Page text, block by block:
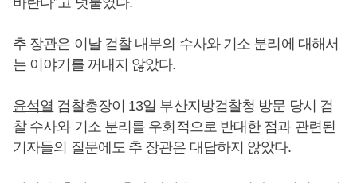
추 장관은 이날 검찰 내부의 수사와 기소 분리에 대해서
는 이야기를 꺼내지 않았다.
윤석열 검찰총장이 13일 부산지방검찰청 방문 당시 검
찰 수사와 기소 분리를 우회적으로 반대한 점과 관련된
기자들의 질문에도 추 장관은 대답하지 않았다.